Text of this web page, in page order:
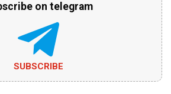
on telegram
SUBSCRIBE